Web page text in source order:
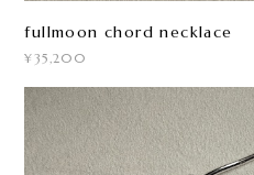
fullmoon chord necklace
¥35,200